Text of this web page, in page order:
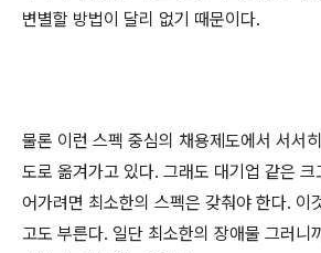
변별할 방법이 달리 없기 때문이다.
물론 이런 스펙 중심의 채용제도에서 서서
도로 옮겨가고 있다. 그래도 대기업 같은
어가려면 최소한의 스펙은 갖춰야 한다. 이
고도 부른다. 일단 최소한의 장애물 그러니